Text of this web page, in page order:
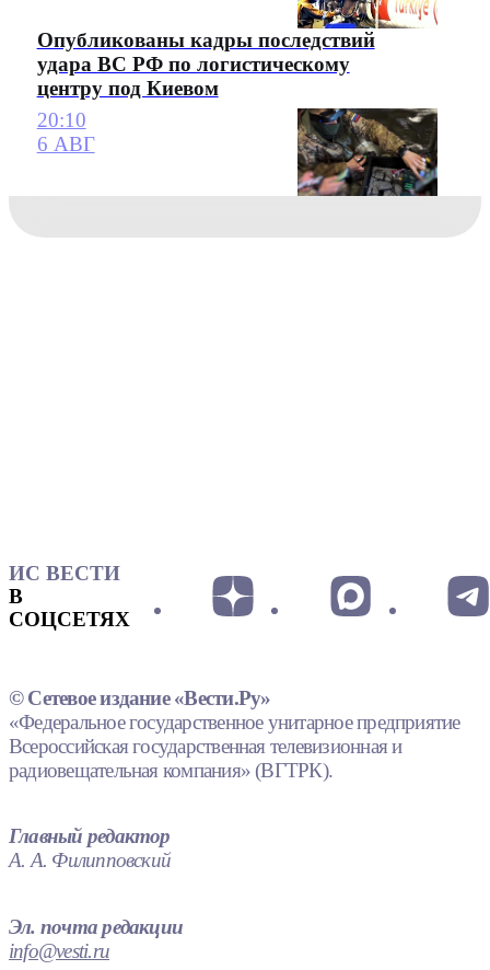
Опубликованы кадры последствий
удара ВС РФ по логистическому
центру под Киевом
20:10
6 АВГ
ИС ВЕСТИ
В
СОЦСЕТЯХ
© Сетевое издание «Вести.Ру»
«Федеральное государственное унитарное предприятие
Всероссийская государственная телевизионная и
радиовещательная компания» (ВГТРК).
Главный редактор
А. А. Филипповский
Эл. почта редакции
info@vesti.ru